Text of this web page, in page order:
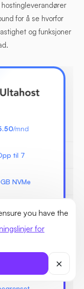
you have the
for
for å se hvorfor
og funksjoner
/mnd
til 7
NVMe
Umålt